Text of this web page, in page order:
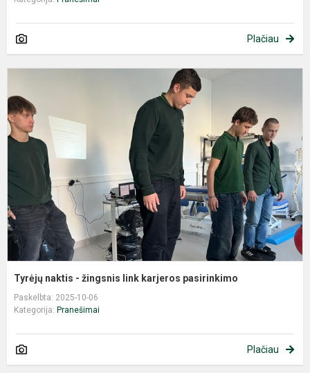
Plačiau
Tyrėjų naktis - žingsnis link karjeros pasirinkimo
Paskelbta: 2025-10-06
Kategorija: Pranešimai
Plačiau